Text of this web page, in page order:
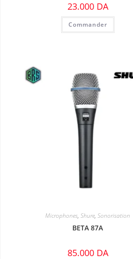
23.000DA
Commander
Microphones,Shure,Sonorisation
BETA 87A
85.000DA